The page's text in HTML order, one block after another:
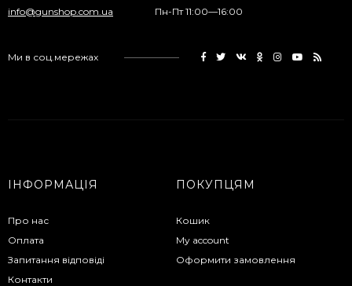
info@gunshop.com.ua Пн-Пт 11:00—16:00
Ми в соц.мережах
ІНФОРМАЦІЯ
Про нас
Оплата
Запитання відповіді
Контакти
ПОКУПЦЯМ
Кошик
My account
Оформити замовлення